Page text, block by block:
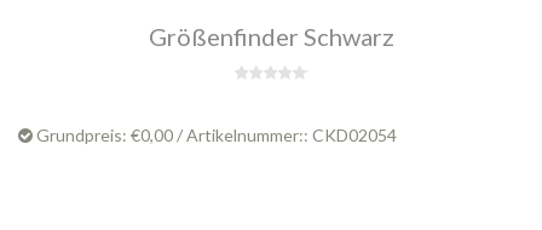
Größenfinder Schwarz
Grundpreis: €0,00 / Artikelnummer:: CKD02054